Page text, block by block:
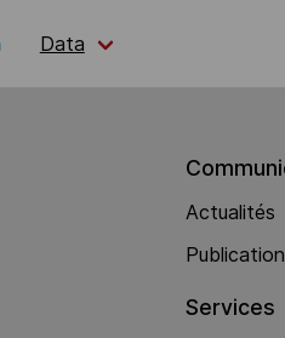
Data
Actualités
Services